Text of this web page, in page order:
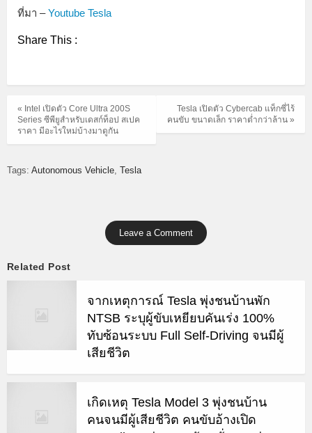
ที่มา –Youtube Tesla
Share This :
Tesla เปิดตัว Cybercab แท็กซี่ไร้
คนขับ ขนาดเล็ก ราคาต่ำกว่าล้าน »
« Intel เปิดตัว Core Ultra 200S
Series ซีพียูสำหรับเดสก์ท็อป สเปค
ราคา มีอะไรใหม่บ้างมาดูกัน
Tags: Autonomous Vehicle Tesla
Leave a Comment
Related Post
จากเหตุการณ์ Tesla พุ่งชนบ้านพัก
NTSB ระบุผู้ขับเหยียบคันเร่ง 100%
ทับซ้อนระบบ Full Self-Driving จนมีผู้
เสียชีวิต
เกิดเหตุ Tesla Model 3 พุ่งชนบ้าน
คนจนมีผู้เสียชีวิต คนขับอ้างเปิด